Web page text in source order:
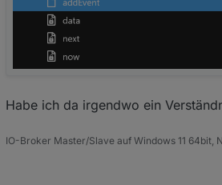
Habe ich da irgendwo ein
IO-Broker Master/Slave auf Windows 11 64bit,